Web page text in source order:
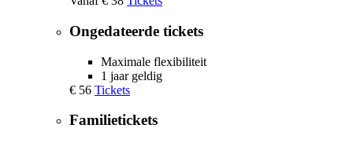
Ongedateerde tickets
Maximale flexibiliteit
1 jaar geldig
€ 56 Tickets
Familietickets